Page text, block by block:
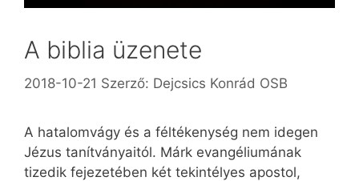
A biblia üzenete
2018-10-21 Szerző: Dejcsics Konrád OSB
A hatalomvágy és a féltékenység nem idegen
Jézus tanítványaitól. Márk evangéliumának
tizedik fejezetében két tekintélyes apostol,